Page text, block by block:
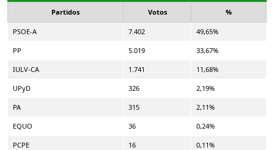
Partidos Votos %
PSOE-A 7.402 49,65%
PP 5.019 33,67%
IULV-CA 1.741 11,68%
UPyD 326 2,19%
PA 315 2,11%
EQUO 36 0,24%
PCPE 16 0,11%